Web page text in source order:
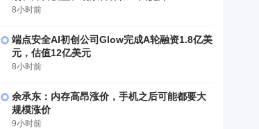
8小时前
端点安全AI初创公司Glow完成A轮融资1.8亿美
元，估值12亿美元
8小时前
余承东：内存高昂涨价，手机之后可能都要大
规模涨价
9小时前